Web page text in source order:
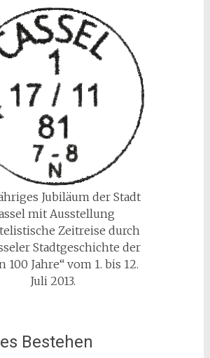
Jubiläum der Stadt
mit Ausstellung
Zeitreise durch
Stadtgeschichte der
100 Jahre“ vom 1. bis 12.
Juli 2013.
Bestehen